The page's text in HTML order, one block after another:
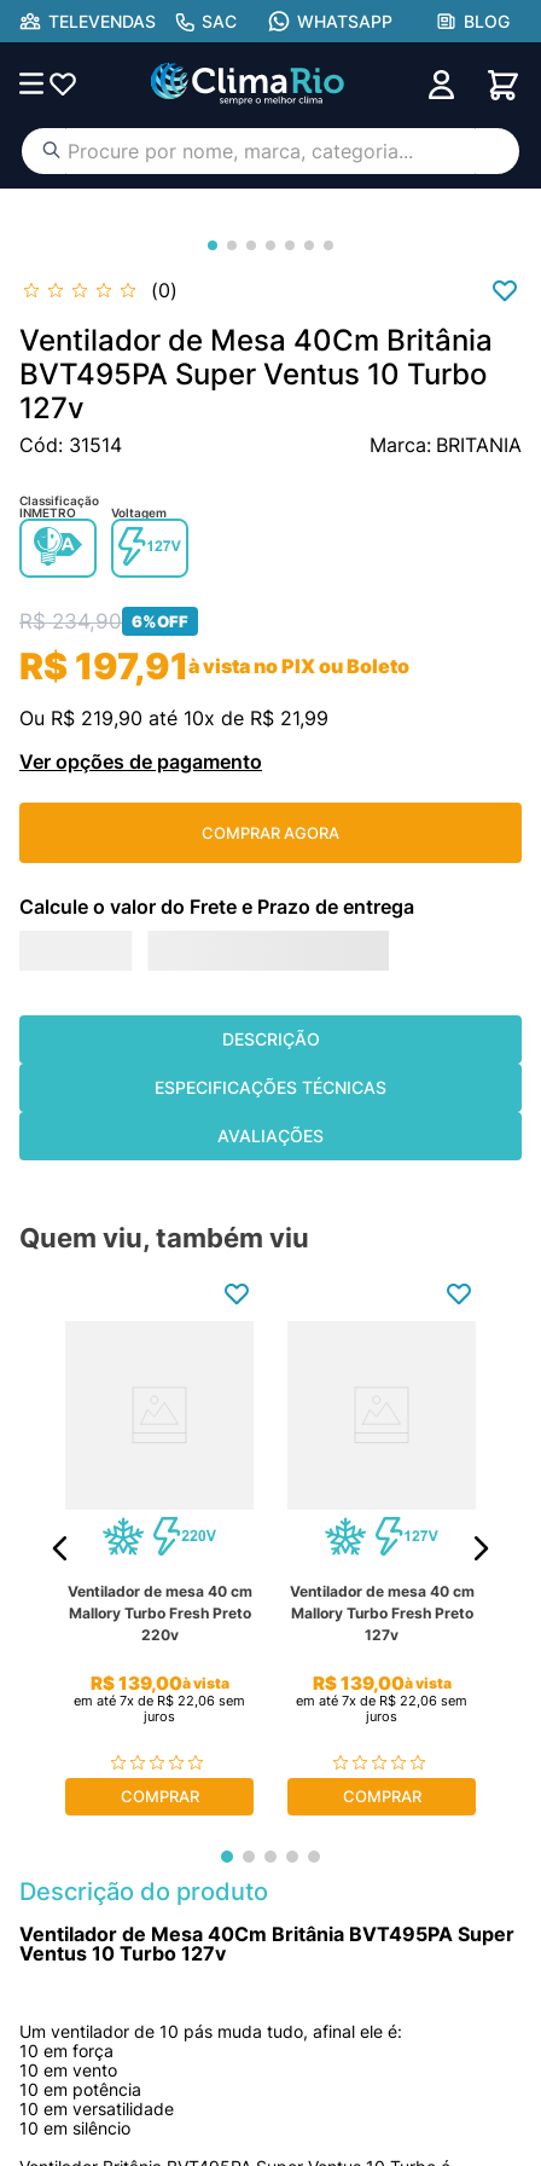
TELEVENDAS SAC WHATSAPP BLOG
Procure por nome, marca, categoria...
0
Ventilador de Mesa 40Cm Britânia
BVT495PA Super Ventus 10 Turbo
127v
Cód: 31514 BRITANIA
Classificação
INMETRO
Voltagem
R$ 234,90 6%OFF
R$197,91à vista no PIX ou Boleto
Ou R$ 219,90 até 10x de R$ 21,99
Ver opções de pagamento
COMPRAR AGORA
DESCRIÇÃO
ESPECIFICAÇÕES TÉCNICAS
AVALIAÇÕES
Quem viu, também viu
Ventilador de mesa 40 cm
Mallory Turbo Fresh Preto
220v
R$139,00à vista
em até 7x de R$ 22,06 sem
juros
COMPRAR
Ventilador de mesa 40 cm
Mallory Turbo Fresh Preto
127v
R$139,00à vista
em até 7x de R$ 22,06 sem
juros
COMPRAR
Descrição do produto
Ventilador de Mesa 40Cm Britânia BVT495PA Super
Ventus 10 Turbo 127v
Um ventilador de 10 pás muda tudo, afinal ele é:
10 em força
10 em vento
10 em potência
10 em versatilidade
10 em silêncio
ar condicionado
2º aufit
hisense portátil
4º lg
5 º tcl
6º gree
7º hisense
8º midea
9º cassete
10º fujitsu